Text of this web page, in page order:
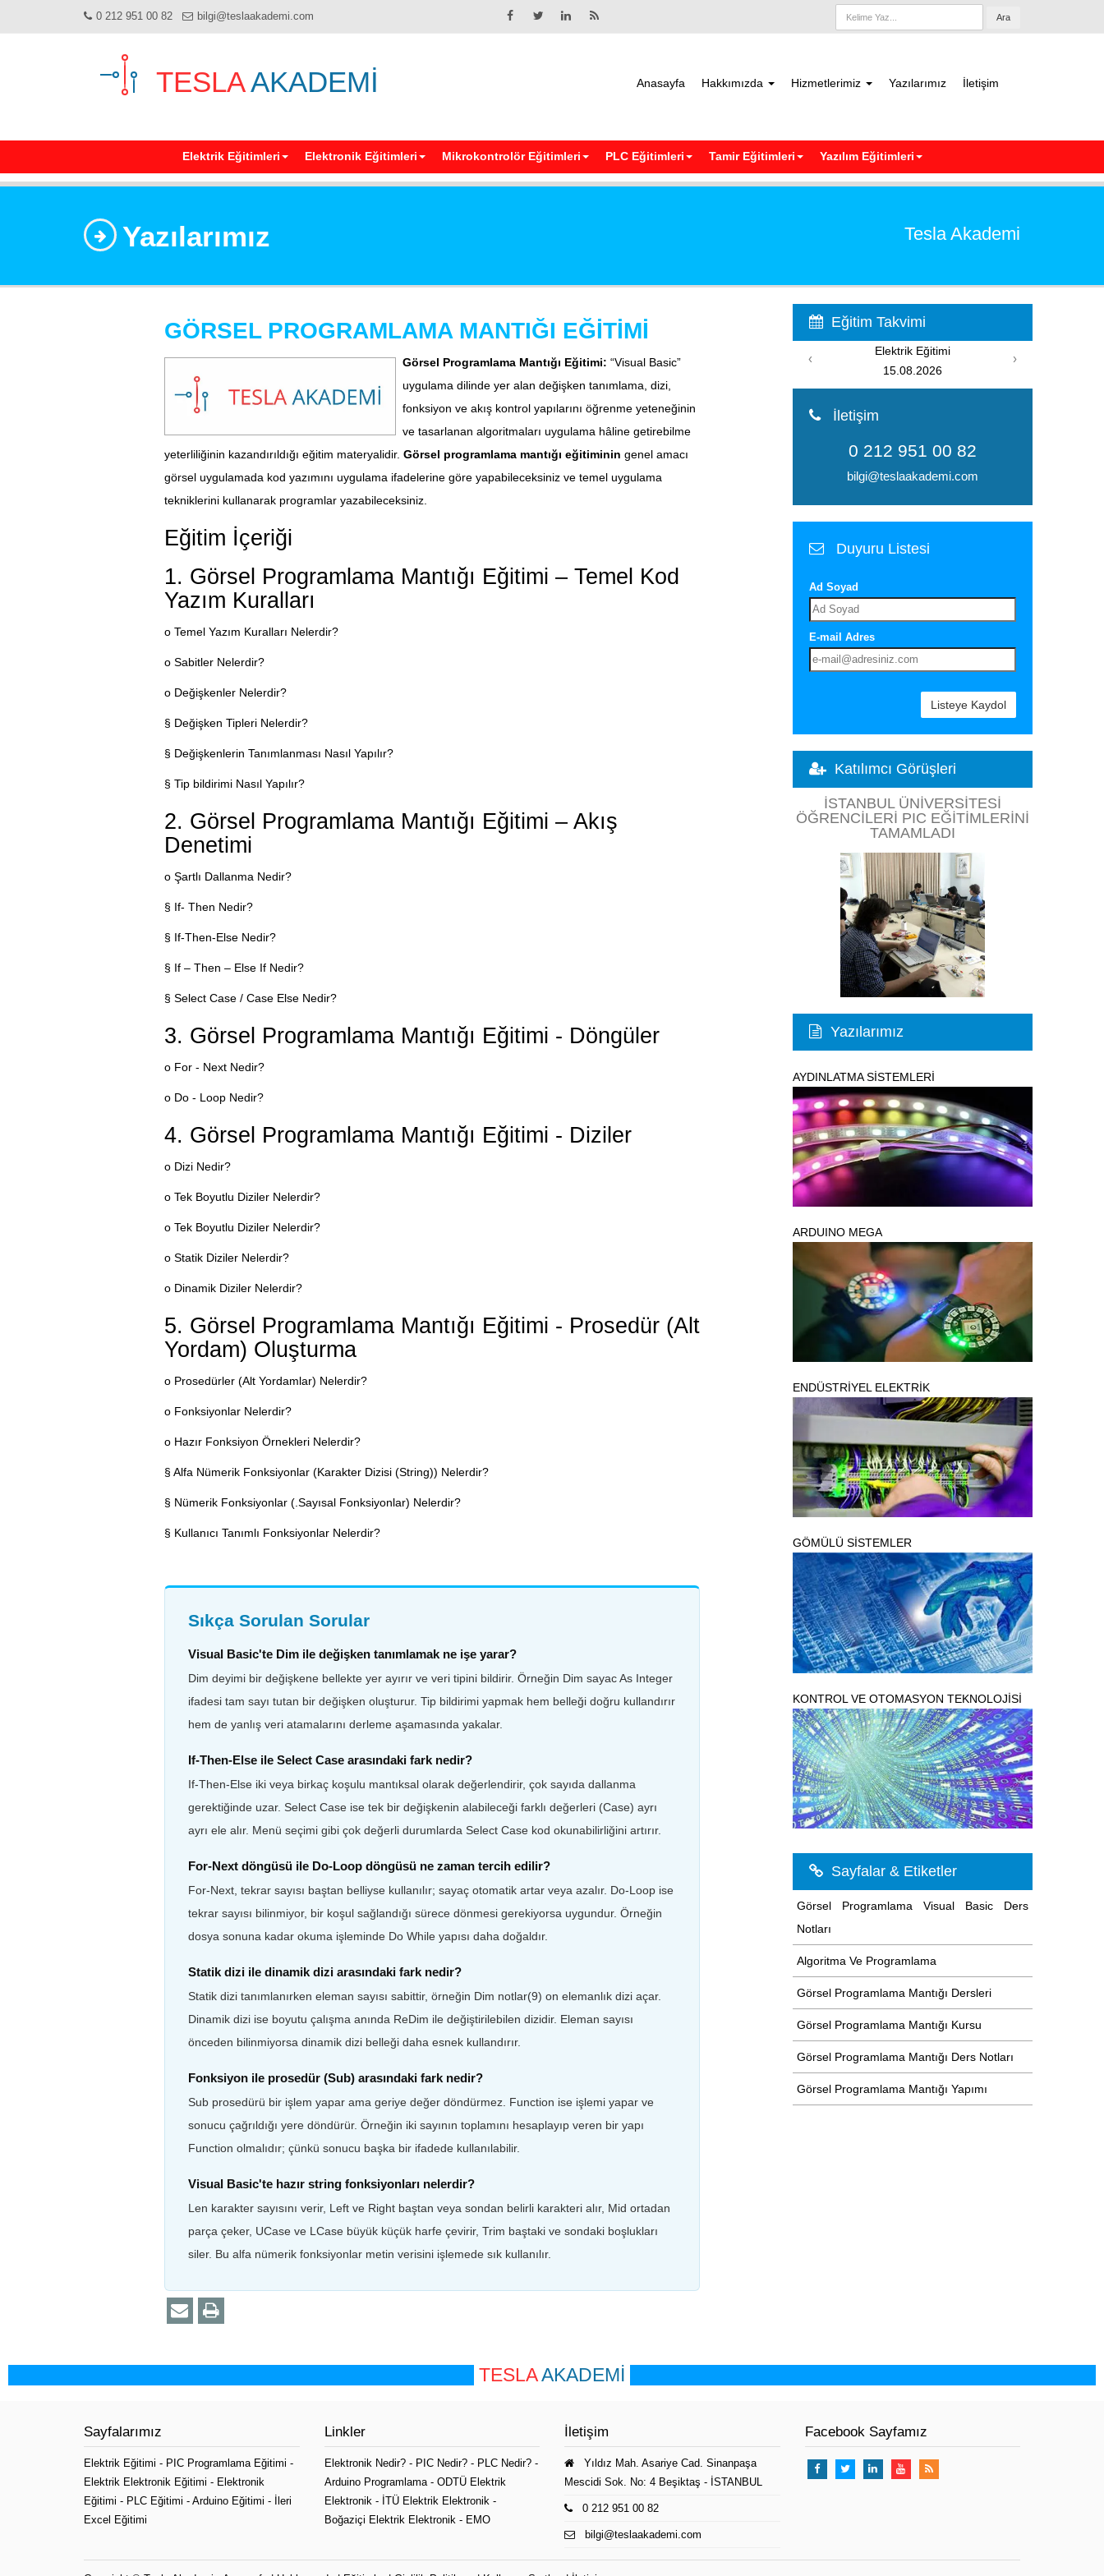
0 212 951 00 82 bilgi@teslaakademi.com Ara
TESLAAKADEMİ Anasayfa Hakkımızda Hizmetlerimiz Yazılarımız İletişim
Elektrik Eğitimleri Elektronik Eğitimleri Mikrokontrolör Eğitimleri PLC Eğitimleri Tamir Eğitimleri Yazılım Eğitimleri
Yazılarımız Tesla Akademi
GÖRSEL PROGRAMLAMA MANTIĞI EĞİTİMİ
Görsel Programlama Mantığı Eğitimi: “Visual Basic”
uygulama dilinde yer alan değişken tanımlama, dizi,
fonksiyon ve akış kontrol yapılarını öğrenme yeteneğinin
ve tasarlanan algoritmaları uygulama hâline getirebilme
yeterliliğinin kazandırıldığı eğitim materyalidir. Görsel programlama mantığı eğitiminin genel amacı
görsel uygulamada kod yazımını uygulama ifadelerine göre yapabileceksiniz ve temel uygulama
tekniklerini kullanarak programlar yazabileceksiniz.
Eğitim İçeriği
1. Görsel Programlama Mantığı Eğitimi – Temel Kod
Yazım Kuralları
o Temel Yazım Kuralları Nelerdir?
o Sabitler Nelerdir?
o Değişkenler Nelerdir?
§ Değişken Tipleri Nelerdir?
§ Değişkenlerin Tanımlanması Nasıl Yapılır?
§ Tip bildirimi Nasıl Yapılır?
2. Görsel Programlama Mantığı Eğitimi – Akış
Denetimi
o Şartlı Dallanma Nedir?
§ If- Then Nedir?
§ If-Then-Else Nedir?
§ If – Then – Else If Nedir?
§ Select Case / Case Else Nedir?
3. Görsel Programlama Mantığı Eğitimi - Döngüler
o For - Next Nedir?
o Do - Loop Nedir?
4. Görsel Programlama Mantığı Eğitimi - Diziler
o Dizi Nedir?
o Tek Boyutlu Diziler Nelerdir?
o Tek Boyutlu Diziler Nelerdir?
o Statik Diziler Nelerdir?
o Dinamik Diziler Nelerdir?
5. Görsel Programlama Mantığı Eğitimi - Prosedür (Alt
Yordam) Oluşturma
o Prosedürler (Alt Yordamlar) Nelerdir?
o Fonksiyonlar Nelerdir?
o Hazır Fonksiyon Örnekleri Nelerdir?
§ Alfa Nümerik Fonksiyonlar (Karakter Dizisi (String)) Nelerdir?
§ Nümerik Fonksiyonlar (.Sayısal Fonksiyonlar) Nelerdir?
§ Kullanıcı Tanımlı Fonksiyonlar Nelerdir?
Sıkça Sorulan Sorular
Visual Basic'te Dim ile değişken tanımlamak ne işe yarar?
Dim deyimi bir değişkene bellekte yer ayırır ve veri tipini bildirir. Örneğin Dim sayac As Integer
ifadesi tam sayı tutan bir değişken oluşturur. Tip bildirimi yapmak hem belleği doğru kullandırır
hem de yanlış veri atamalarını derleme aşamasında yakalar.
If-Then-Else ile Select Case arasındaki fark nedir?
If-Then-Else iki veya birkaç koşulu mantıksal olarak değerlendirir, çok sayıda dallanma
gerektiğinde uzar. Select Case ise tek bir değişkenin alabileceği farklı değerleri (Case) ayrı
ayrı ele alır. Menü seçimi gibi çok değerli durumlarda Select Case kod okunabilirliğini artırır.
For-Next döngüsü ile Do-Loop döngüsü ne zaman tercih edilir?
For-Next, tekrar sayısı baştan belliyse kullanılır; sayaç otomatik artar veya azalır. Do-Loop ise
tekrar sayısı bilinmiyor, bir koşul sağlandığı sürece dönmesi gerekiyorsa uygundur. Örneğin
dosya sonuna kadar okuma işleminde Do While yapısı daha doğaldır.
Statik dizi ile dinamik dizi arasındaki fark nedir?
Statik dizi tanımlanırken eleman sayısı sabittir, örneğin Dim notlar(9) on elemanlık dizi açar.
Dinamik dizi ise boyutu çalışma anında ReDim ile değiştirilebilen dizidir. Eleman sayısı
önceden bilinmiyorsa dinamik dizi belleği daha esnek kullandırır.
Fonksiyon ile prosedür (Sub) arasındaki fark nedir?
Sub prosedürü bir işlem yapar ama geriye değer döndürmez. Function ise işlemi yapar ve
sonucu çağrıldığı yere döndürür. Örneğin iki sayının toplamını hesaplayıp veren bir yapı
Function olmalıdır; çünkü sonucu başka bir ifadede kullanılabilir.
Visual Basic'te hazır string fonksiyonları nelerdir?
Len karakter sayısını verir, Left ve Right baştan veya sondan belirli karakteri alır, Mid ortadan
parça çeker, UCase ve LCase büyük küçük harfe çevirir, Trim baştaki ve sondaki boşlukları
siler. Bu alfa nümerik fonksiyonlar metin verisini işlemede sık kullanılır.
Eğitim Takvimi
Elektrik Eğitimi
15.08.2026
‹ ›
İletişim
0 212 951 00 82
bilgi@teslaakademi.com
Duyuru Listesi
Ad Soyad
E-mail Adres
Listeye Kaydol
Katılımcı Görüşleri
İSTANBUL ÜNIVERSITESI
ÖĞRENCILERI PIC EĞITIMLERINI
TAMAMLADI
Yazılarımız
AYDINLATMA SİSTEMLERİ
ARDUINO MEGA
ENDÜSTRİYEL ELEKTRİK
GÖMÜLÜ SİSTEMLER
KONTROL VE OTOMASYON TEKNOLOJİSİ
Sayfalar & Etiketler
Görsel Programlama Visual Basic Ders
Notları
Algoritma Ve Programlama
Görsel Programlama Mantığı Dersleri
Görsel Programlama Mantığı Kursu
Görsel Programlama Mantığı Ders Notları
Görsel Programlama Mantığı Yapımı
TESLAAKADEMİ
Sayfalarımız
Elektrik Eğitimi - PIC Programlama Eğitimi -
Elektrik Elektronik Eğitimi - Elektronik
Eğitimi - PLC Eğitimi - Arduino Eğitimi -
İleri
Excel Eğitimi
Linkler
Elektronik Nedir?- PIC Nedir?- PLC Nedir?-
Arduino Programlama- ODTÜ Elektrik
Elektronik- İTÜ Elektrik Elektronik-
Boğaziçi Elektrik Elektronik- EMO
İletişim
Yıldız Mah. Asariye Cad. Sinanpaşa
Mescidi Sok. No: 4 Beşiktaş - İSTANBUL
0 212 951 00 82
bilgi@teslaakademi.com
Facebook Sayfamız